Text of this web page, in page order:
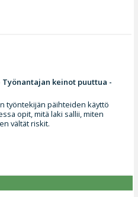
keinot puuttua -
työntekijän päihteiden käyttö
opit, mitä laki sallii, miten
vältät riskit.